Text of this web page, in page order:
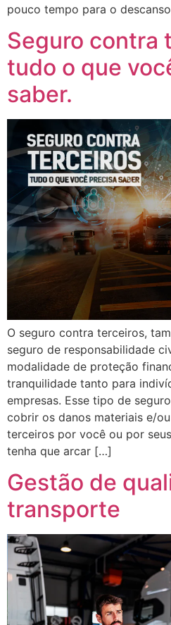
pouco tempo para o
Seguro contra
tudo o que
saber.
O seguro contra terceiros,
seguro de responsabilidade
modalidade de proteção
tranquilidade tanto para
empresas. Esse tipo de
cobrir os danos materiais e/
terceiros por você ou por
tenha que arcar […]
Gestão de
transporte